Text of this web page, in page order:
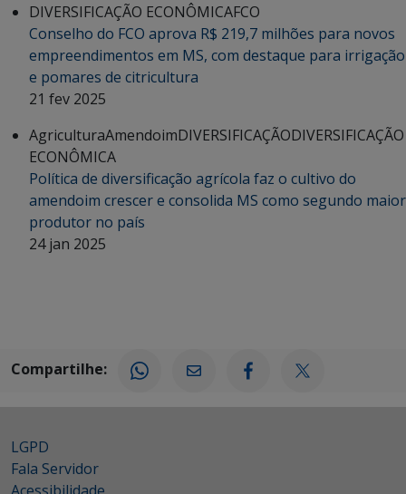
DIVERSIFICAÇÃO ECONÔMICAFCO
Conselho do FCO aprova R$ 219,7 milhões para novos
empreendimentos em MS, com destaque para irrigação
e pomares de citricultura
21 fev 2025
AgriculturaAmendoimDIVERSIFICAÇÃODIVERSIFICAÇÃO
ECONÔMICA
Política de diversificação agrícola faz o cultivo do
amendoim crescer e consolida MS como segundo maior
produtor no país
24 jan 2025
Compartilhe:
LGPD
Fala Servidor